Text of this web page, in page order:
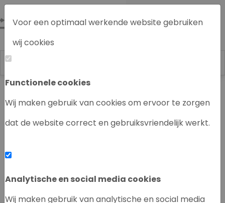
Voor een optimaal werkende website gebruiken
wij cookies
Functionele cookies
Wij maken gebruik van cookies om ervoor te zorgen
dat de website correct en gebruiksvriendelijk werkt.
Analytische en social media cookies
Wij maken gebruik van analytische en social media
Labrecycling Chromatografie instrumenten
‹